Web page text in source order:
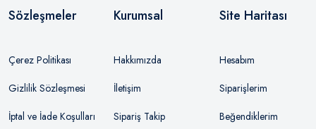
Sözleşmeler
Çerez Politikası
Gizlilik Sözleşmesi
İptal ve İade Koşulları
Kurumsal
Hakkımızda
İletişim
Sipariş Takip
Site Haritası
Hesabım
Siparişlerim
Beğendiklerim